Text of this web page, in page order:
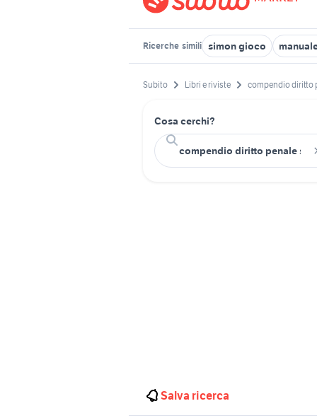
Ricerche simili simon gioco
Subito Libri e riviste compendio diritto
Cosa cerchi?
Salva ricerca